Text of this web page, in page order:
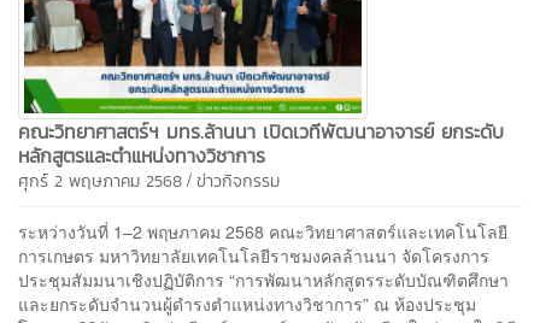
คณะวิทยาศาสตร์ฯ มทร.ล้านนา เปิดเวทีพัฒนาอาจารย์ ยกระดับ
หลักสูตรและตำแหน่งทางวิชาการ
ศุกร์ 2 พฤษภาคม 2568 / ข่าวกิจกรรม
ระหว่างวันที่ 1–2 พฤษภาคม 2568 คณะวิทยาศาสตร์และเทคโนโลยี
การเกษตร มหาวิทยาลัยเทคโนโลยีราชมงคลล้านนา จัดโครงการ
ประชุมสัมมนาเชิงปฏิบัติการ “การพัฒนาหลักสูตรระดับบัณฑิตศึกษา
และยกระดับจำนวนผู้ดำรงตำแหน่งทางวิชาการ” ณ ห้องประชุม